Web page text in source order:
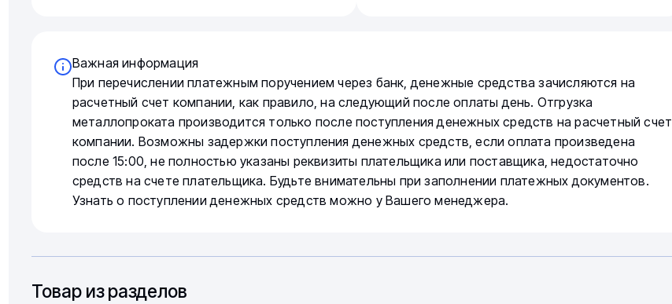
Важная информация
При перечислении платежным поручением через банк, денежные средства зачисляются на
расчетный счет компании, как правило, на следующий после оплаты день. Отгрузка
металлопроката производится только после поступления денежных средств на расчетный счет
компании. Возможны задержки поступления денежных средств, если оплата произведена
после 15:00, не полностью указаны реквизиты плательщика или поставщика, недостаточно
средств на счете плательщика. Будьте внимательны при заполнении платежных документов.
Узнать о поступлении денежных средств можно у Вашего менеджера.
Товар из разделов